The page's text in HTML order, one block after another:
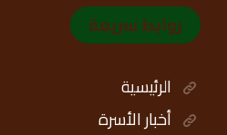
روابط سريعة
الرئيسية
أخبار الأسرة